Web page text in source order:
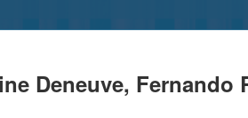
Deneuve, Fernando